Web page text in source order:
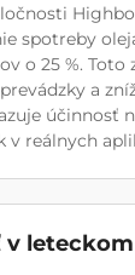
spotreby
o 25 %. Toto
a
účinnosť
v reálnych
v